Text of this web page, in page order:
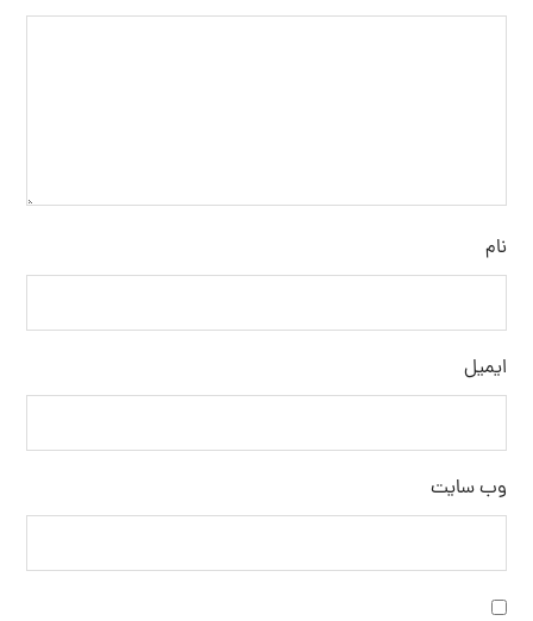
نام
ایمیل
وب‌ سایت